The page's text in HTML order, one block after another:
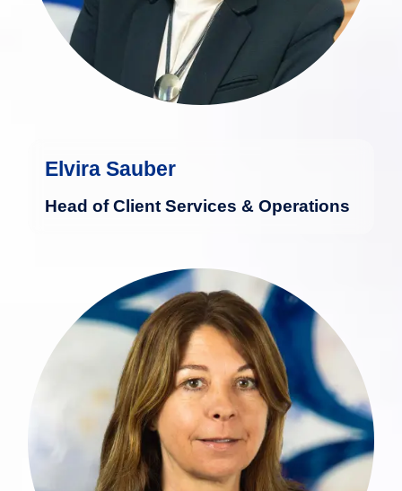
Elvira Sauber
Head of Client Services & Operations
Assistant über das Investment Office zur
Junior Portfolio Managerin aufstieg.
Seit über 20 Jahren ist Alena in
Luxemburg in der Finanzbranche als
Assistenz im Fondsmanagement und im
Middle Office tätig. In ihrer Laufbahn hat
sie für verschiedene renommierte
Finanzinstitute gearbeitet und sich ein
umfangreiches Fachwissen erarbeitet.
Ihr hohes Maß an Flexibilität und